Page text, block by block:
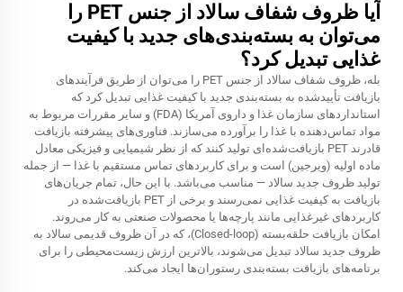
آیا ظروف شفاف سالاد از جنس PET را
می‌توان به بسته‌بندی‌های جدید با کیفیت
غذایی تبدیل کرد؟
بله، ظروف شفاف سالاد از جنس PET را می‌توان از طریق فرآیندهای
بازیافت تأییدشده به بسته‌بندی جدید با کیفیت غذایی تبدیل کرد که
استانداردهای سازمان غذا و داروی آمریکا (FDA) و سایر مقررات مربوط به
مواد تماس‌دهنده با غذا را برآورده می‌سازند. فناوری‌های پیشرفته بازیافت
قادرند PET بازیافت‌شده‌ای تولید کنند که از نظر شیمیایی و فیزیکی معادل
ماده اولیه (ویرجین) است و برای کاربردهای تماس مستقیم با غذا — از جمله
تولید ظروف جدید سالاد — مناسب می‌باشد. با این حال، تمام جریان‌های
بازیافت به کیفیت غذایی نمی‌رسند و برخی از PET بازیافت‌شده در
کاربردهای غیرغذایی مانند پارچه‌ها یا محصولات صنعتی به کار می‌روند.
امکان بازیافت حلقه‌بسته (Closed-loop)، که در آن ظروف قدیمی سالاد به
ظروف جدید سالاد تبدیل می‌شوند، بالاترین ارزش زیست‌محیطی را برای
برنامه‌های بازیافت بسته‌بندی رستوران‌ها ایجاد می‌کند.